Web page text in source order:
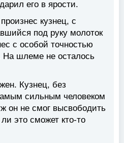
его в ярости.
кузнец, с
под руку молоток
с особой точностью
шлеме не осталось
Кузнец, без
сильным человеком
он не смог высвободить
это сможет кто-то